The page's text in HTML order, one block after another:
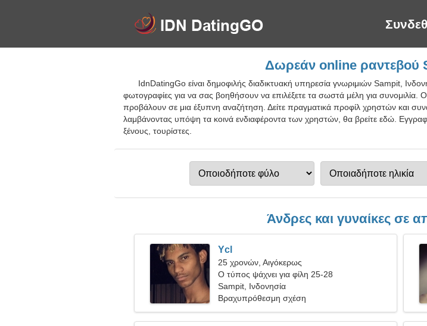
Δωρεάν online ραντεβού
IdnDatingGo είναι δημοφιλής διαδικτυακή υπηρεσία γνωριμιών Sampit,
φωτογραφίες για να σας βοηθήσουν να επιλέξετε τα σωστά μέλη για
προβάλουν σε μια έξυπνη αναζήτηση. Δείτε πραγματικά προφίλ χρηστών και
λαμβάνοντας υπόψη τα κοινά ενδιαφέροντα των χρηστών, θα βρείτε εδώ.
ξένους, τουρίστες.
Άνδρες και γυναίκες σε
Ycl
25 χρονών, Αιγόκερως
Ο τύπος ψάχνει για φίλη 25-28
Sampit, Ινδονησία
Βραχυπρόθεσμη σχέση